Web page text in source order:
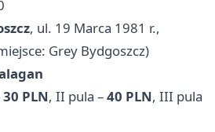
, ul. 19 Marca 1981 r.,
Grey Bydgoszcz)
30 PLN, II pula –40 PLN, III pula